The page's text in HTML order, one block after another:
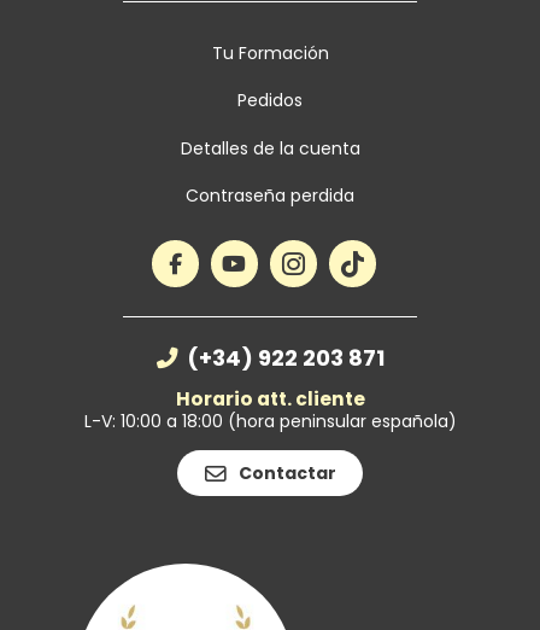
Tu Formación
Pedidos
Detalles de la cuenta
Contraseña perdida
(+34) 922 203 871
Horario att. cliente
L-V: 10:00 a 18:00 (hora peninsular española)
Contactar